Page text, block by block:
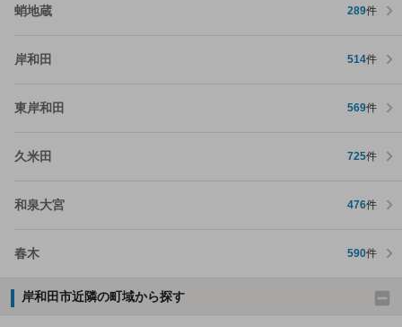
蛸地蔵 289件
岸和田 514件
東岸和田 569件
久米田 725件
和泉大宮 476件
春木 590件
岸和田市近隣の町域から探す